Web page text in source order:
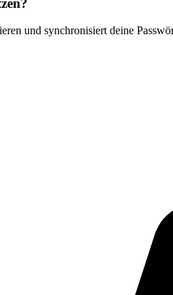
und synchronisiert deine